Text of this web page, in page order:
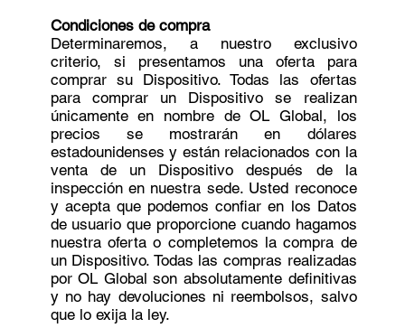
Condiciones de compra
Determinaremos, a nuestro exclusivo
criterio, si presentamos una oferta para
comprar su Dispositivo. Todas las ofertas
para comprar un Dispositivo se realizan
únicamente en nombre de OL Global, los
precios se mostrarán en dólares
estadounidenses y están relacionados con la
venta de un Dispositivo después de la
inspección en nuestra sede. Usted reconoce
y acepta que podemos confiar en los Datos
de usuario que proporcione cuando hagamos
nuestra oferta o completemos la compra de
un Dispositivo. Todas las compras realizadas
por OL Global son absolutamente definitivas
y no hay devoluciones ni reembolsos, salvo
que lo exija la ley.